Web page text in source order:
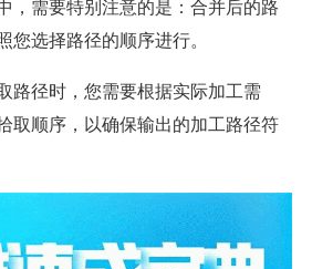
，需要特别注意的是：合并后的路
您选择路径的顺序进行。
路径时，您需要根据实际加工需
取顺序，以确保输出的加工路径符